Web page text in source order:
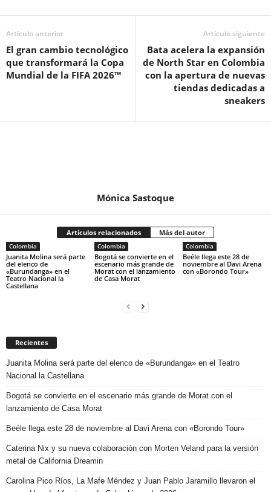
Artículo anterior
El gran cambio tecnológico
que transformará la Copa
Mundial de la FIFA 2026™
Artículo siguiente
Bata acelera la expansión
de North Star en Colombia
con la apertura de nuevas
tiendas dedicadas a
sneakers
Mónica Sastoque
Artículos relacionados Más del autor
Colombia
Juanita Molina será parte
del elenco de
«Burundanga» en el
Teatro Nacional la
Castellana
Colombia
Bogotá se convierte en el
escenario más grande de
Morat con el lanzamiento
de Casa Morat
Colombia
Beéle llega este 28 de
noviembre al Davi Arena
con «Borondo Tour»
Recientes
Juanita Molina será parte del elenco de «Burundanga» en el Teatro
Nacional la Castellana
Bogotá se convierte en el escenario más grande de Morat con el
lanzamiento de Casa Morat
Beéle llega este 28 de noviembre al Davi Arena con «Borondo Tour»
Caterina Nix y su nueva colaboración con Morten Veland para la versión
metal de California Dreamin
Carolina Pico Ríos, La Mafe Méndez y Juan Pablo Jaramillo llevaron el